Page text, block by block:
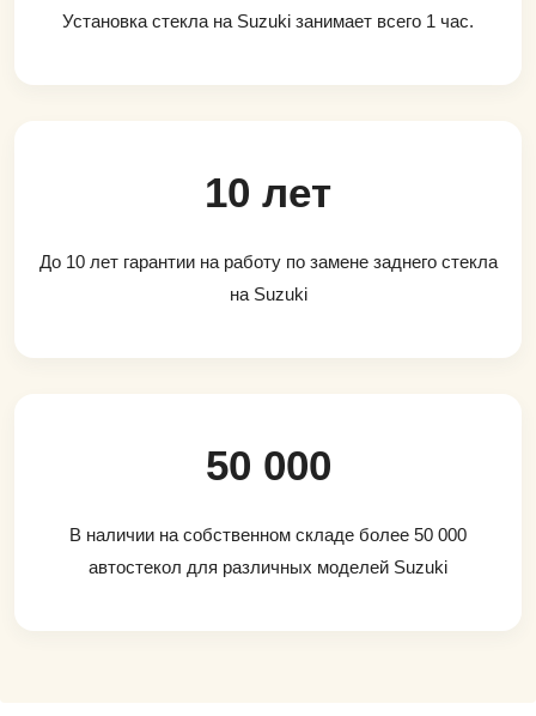
Установка стекла на Suzuki занимает всего 1 час.
10 лет
До 10 лет гарантии на работу по замене заднего стекла
на Suzuki
50 000
В наличии на собственном складе более 50 000
автостекол для различных моделей Suzuki